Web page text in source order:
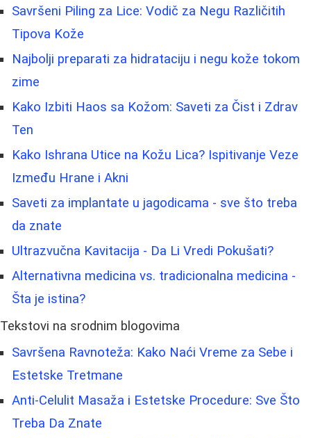
Savršeni Piling za Lice: Vodič za Negu Različitih
Tipova Kože
Najbolji preparati za hidrataciju i negu kože tokom
zime
Kako Izbiti Haos sa Kožom: Saveti za Čist i Zdrav
Ten
Kako Ishrana Utice na Kožu Lica? Ispitivanje Veze
Između Hrane i Akni
Saveti za implantate u jagodicama - sve što treba
da znate
Ultrazvučna Kavitacija - Da Li Vredi Pokušati?
Alternativna medicina vs. tradicionalna medicina -
Šta je istina?
Tekstovi na srodnim blogovima
Savršena Ravnoteža: Kako Naći Vreme za Sebe i
Estetske Tretmane
Anti-Celulit Masaža i Estetske Procedure: Sve Što
Treba Da Znate